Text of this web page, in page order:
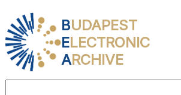
BUDAPEST
ELECTRONIC
ARCHIVE